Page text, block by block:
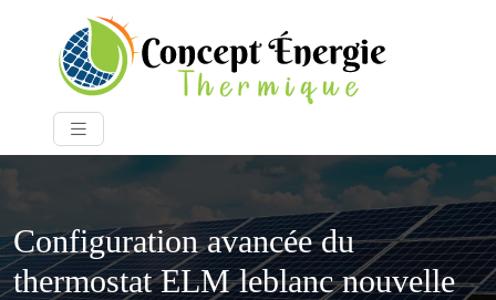
Configuration avancée du
thermostat ELM leblanc nouvelle